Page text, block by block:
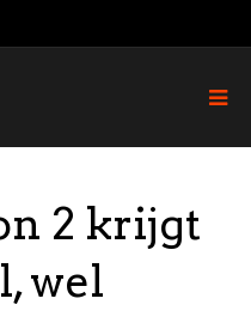
2 krijgt
wel